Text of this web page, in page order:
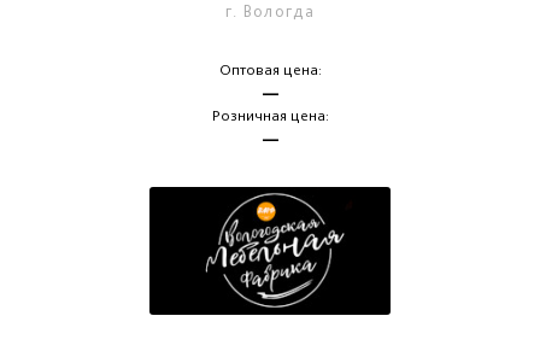
г. Вологда
Оптовая цена:
—
Розничная цена:
—